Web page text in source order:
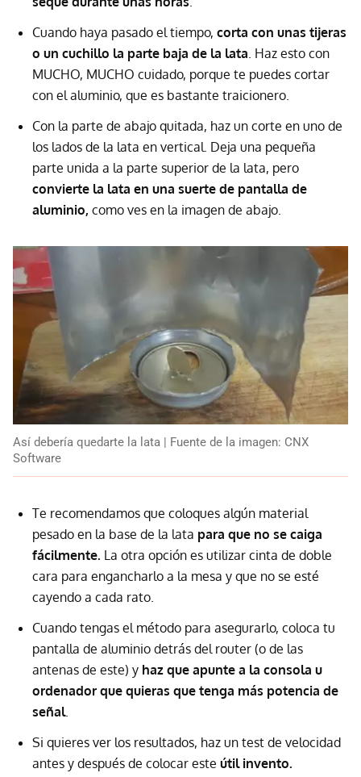
Cuando haya pasado el tiempo, corta con unas tijeras
o un cuchillo la parte baja de la lata . Haz esto con
MUCHO, MUCHO cuidado, porque te puedes cortar
con el aluminio, que es bastante traicionero.
Con la parte de abajo quitada, haz un corte en uno de
los lados de la lata en vertical. Deja una pequeña
parte unida a la parte superior de la lata, pero
convierte la lata en una suerte de pantalla de
aluminio, como ves en la imagen de abajo.
Así debería quedarte la lata | Fuente de la imagen: CNX
Software
Te recomendamos que coloques algún material
pesado en la base de la lata para que no se caiga
fácilmente. La otra opción es utilizar cinta de doble
cara para engancharlo a la mesa y que no se esté
cayendo a cada rato.
Cuando tengas el método para asegurarlo, coloca tu
pantalla de aluminio detrás del router (o de las
antenas de este) y haz que apunte a la consola u
ordenador que quieras que tenga más potencia de
señal.
Si quieres ver los resultados, haz un test de velocidad
antes y después de colocar este útil invento.